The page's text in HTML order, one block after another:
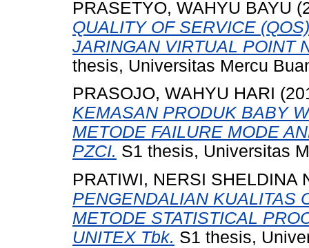
PRASETYO, WAHYU BAYU
QUALITY OF SERVICE
JARINGAN VIRTUAL POINT
thesis, Universitas Mercu
PRASOJO, WAHYU HARI
KEMASAN PRODUK BABY
METODE FAILURE MODE
PZCI. S1 thesis, Universitas
PRATIWI, NERSI SHELDINA
PENGENDALIAN KUALITAS
METODE STATISTICAL
UNITEX Tbk. S1 thesis,